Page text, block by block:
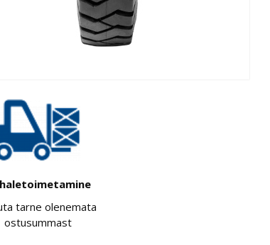
tarne olenemata
ostusummast